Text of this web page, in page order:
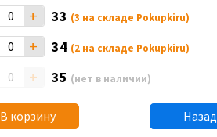
+ 33 (3 на складе Pokupkiru)
+ 34 (2 на складе Pokupkiru)
+ 35 (нет в наличии)
В корзину Назад